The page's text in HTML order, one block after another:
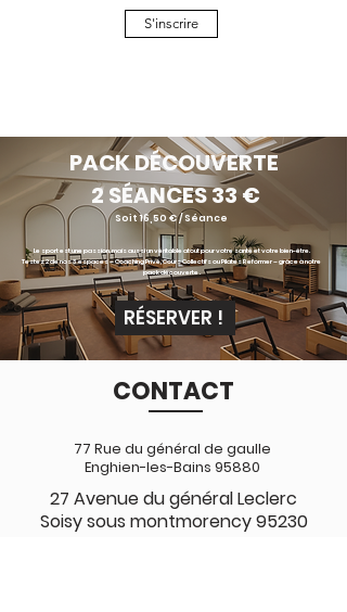
S'inscrire
PACKDÉCOUVERTE
2 SÉANCES 33 €
Soit 16,50 € / Séance
Le sport est une passion, mais aussi un véritable atout pour votre santé et votre bien-être.
Testez 2 de nos 3 espaces – Coaching Privé, Cours Collectifs ou Pilates Reformer – grâce à notre
pack découverte .
RÉSERVER !
CONTACT
77 Rue du général de gaulle
Enghien-les-Bains 95880
27 Avenue du général Leclerc
Soisy sous montmorency 95230